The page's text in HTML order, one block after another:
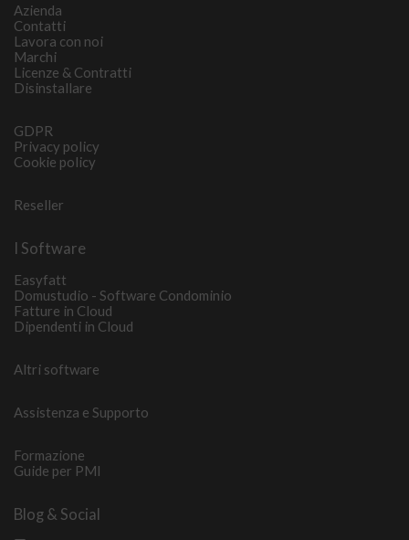
Azienda
Contatti
Lavora con noi
Marchi
Licenze & Contratti
Disinstallare
GDPR
Privacy policy
Cookie policy
Reseller
I Software
Easyfatt
Domustudio - Software Condominio
Fatture in Cloud
Dipendenti in Cloud
Altri software
Assistenza e Supporto
Formazione
Guide per PMI
Blog & Social